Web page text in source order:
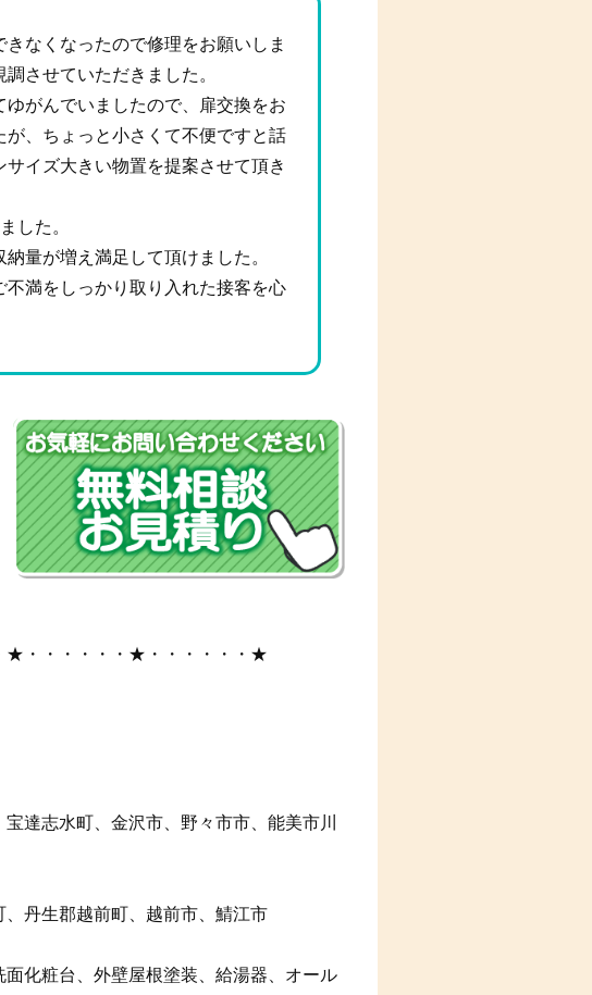
なくなったので修理をお願いしま
させていただきました。
ゆがんでいましたので、扉交換をお
が、ちょっと小さくて不便ですと話
サイズ大きい物置を提案させて頂き
した。
量が増え満足して頂けました。
不満をしっかり取り入れた接客を心
★・・・・・・★・・・・・・★
達志水町、金沢市、野々市市、能美市川
丹生郡越前町、越前市、鯖江市
化粧台、外壁屋根塗装、給湯器、オール